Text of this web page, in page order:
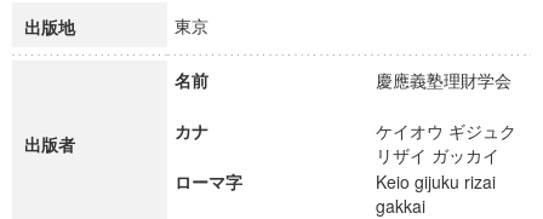
出版地 東京
出版者
名前 慶應義塾理財学会
カナ
ケイオウ ギジュク
リザイ ガッカイ
ローマ字
Keio gijuku rizai
gakkai